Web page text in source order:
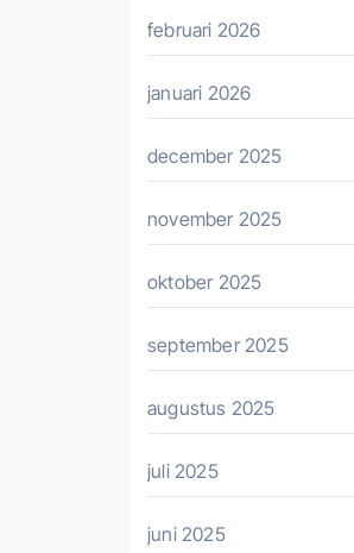
februari 2026
januari 2026
december 2025
november 2025
oktober 2025
september 2025
augustus 2025
juli 2025
juni 2025